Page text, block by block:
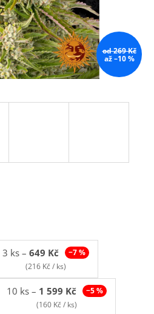
od 269 Kč
až –10 %
3 ks – 649 Kč
−7 %
(216 Kč / ks)
10 ks – 1 599 Kč
−5 %
(160 Kč / ks)